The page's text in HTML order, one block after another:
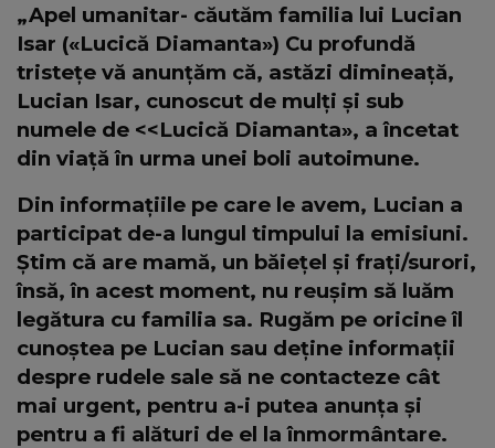
„Apel umanitar- căutăm familia lui Lucian
Isar («Lucică Diamanta») Cu profundă
tristețe vă anunțăm că, astăzi dimineață,
Lucian Isar, cunoscut de mulți și sub
numele de <<Lucică Diamanta», a încetat
din viață în urma unei boli autoimune.
Din informațiile pe care le avem, Lucian a
participat de-a lungul timpului la emisiuni.
Ştim că are mamă, un băiețel și frați/surori,
însă, în acest moment, nu reușim să luăm
legătura cu familia sa. Rugăm pe oricine îl
cunoştea pe Lucian sau deține informații
despre rudele sale să ne contacteze cât
mai urgent, pentru a-i putea anunța și
pentru a fi alături de el la înmormântare.